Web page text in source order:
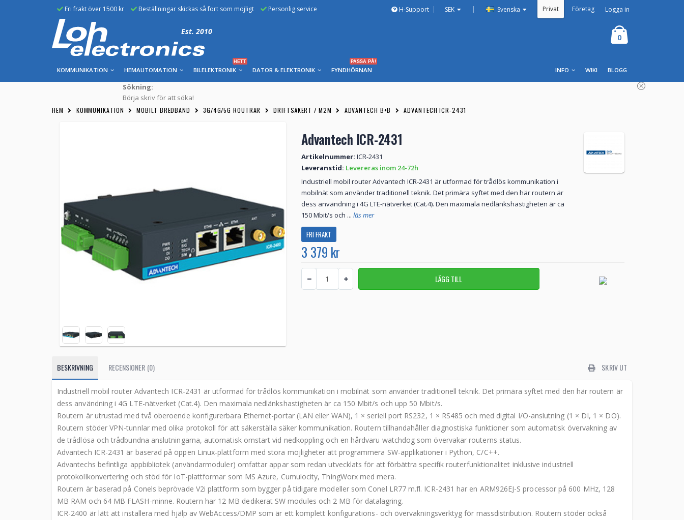
Fri frakt över 1500 kr Beställningar skickas så fort som möjligt Personlig service H-Support SEK | Svenska Privat Företag Logga in
Est. 2010
0
KOMMUNIKATION HEMAUTOMATION BILELEKTRONIK
HETT
DATOR & ELEKTRONIK FYNDHÖRNAN
PASSA PÅ!
BLOGG
WIKI
INFO
Sökning:
Börja skriv för att söka!
HEM KOMMUNIKATION MOBILT BREDBAND 3G/4G/5G ROUTRAR DRIFTSÄKERT / M2M ADVANTECH B+B ADVANTECH ICR-2431
Advantech ICR-2431
Artikelnummer: ICR-2431
Leveranstid: Levereras inom 24-72h
Industriell mobil router Advantech ICR-2431 är utformad för trådlös kommunikation i
mobilnät som använder traditionell teknik. Det primära syftet med den här routern är
dess användning i 4G LTE-nätverket (Cat.4). Den maximala nedlänkshastigheten är ca
150 Mbit/s och ... läs mer
FRI FRAKT
3 379 kr
BESKRIVNING RECENSIONER (0) SKRIV UT
Industriell mobil router Advantech ICR-2431 är utformad för trådlös kommunikation i mobilnät som använder traditionell teknik. Det primära syftet med den här routern är
dess användning i 4G LTE-nätverket (Cat.4). Den maximala nedlänkshastigheten är ca 150 Mbit/s och upp 50 Mbit/s.
Routern är utrustad med två oberoende konfigurerbara Ethernet-portar (LAN eller WAN), 1 × seriell port RS232, 1 × RS485 och med digital I/O-anslutning (1 × DI, 1 × DO).
Routern stöder VPN-tunnlar med olika protokoll för att säkerställa säker kommunikation. Routern tillhandahåller diagnostiska funktioner som automatisk övervakning av
de trådlösa och trådbundna anslutningarna, automatisk omstart vid nedkoppling och en hårdvaru watchdog som övervakar routerns status.
Advantech ICR-2431 är baserad på öppen Linux-plattform med stora möjligheter att programmera SW-applikationer i Python, C/C++.
Advantechs befintliga appbibliotek (användarmoduler) omfattar appar som redan utvecklats för att förbättra specifik routerfunktionalitet inklusive industriell
protokollkonvertering och stöd för IoT-plattformar som MS Azure, Cumulocity, ThingWorx med mera.
Routern är baserad på Conels beprövade V2i plattform som bygger på tidigare modeller som Conel LR77 m.fl. ICR-2431 har en ARM926EJ-S processor på 600 MHz, 128
MB RAM och 64 MB FLASH-minne. Routern har 12 MB dedikerat SW modules och 2 MB för datalagring.
ICR-2400 är lätt att installera med hjälp av WebAccess/DMP som är ett komplett konfigurations- och övervakningsverktyg för massdistribution. Routern stöder också